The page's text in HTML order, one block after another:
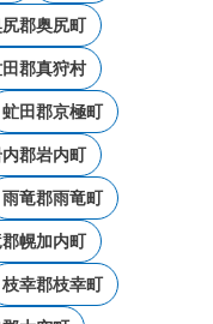
郡奥尻町
郡真狩村
虻田郡京極町
郡岩内町
雨竜郡雨竜町
幌加内町
枝幸郡枝幸町